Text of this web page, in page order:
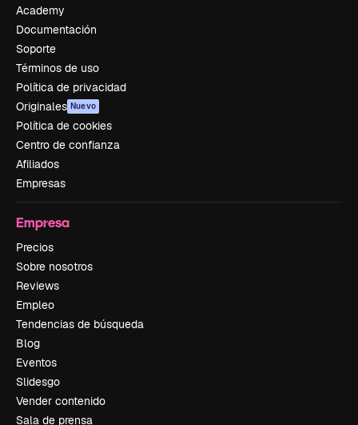
Academy
Documentación
Soporte
Términos de uso
Política de privacidad
Originales Nuevo
Política de cookies
Centro de confianza
Afiliados
Empresas
Empresa
Precios
Sobre nosotros
Reviews
Empleo
Tendencias de búsqueda
Blog
Eventos
Slidesgo
Vender contenido
Sala de prensa